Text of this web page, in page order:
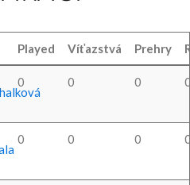
Played Víťazstvá Prehry
0 0 0
0 0 0